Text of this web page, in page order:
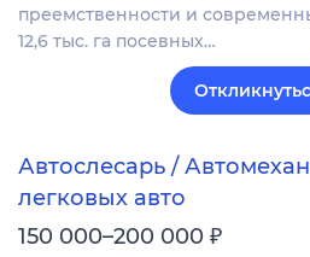
преемственности и
12,6 тыс. га посевных…
Автослесарь /
легковых авто
150 000–200 000 ₽